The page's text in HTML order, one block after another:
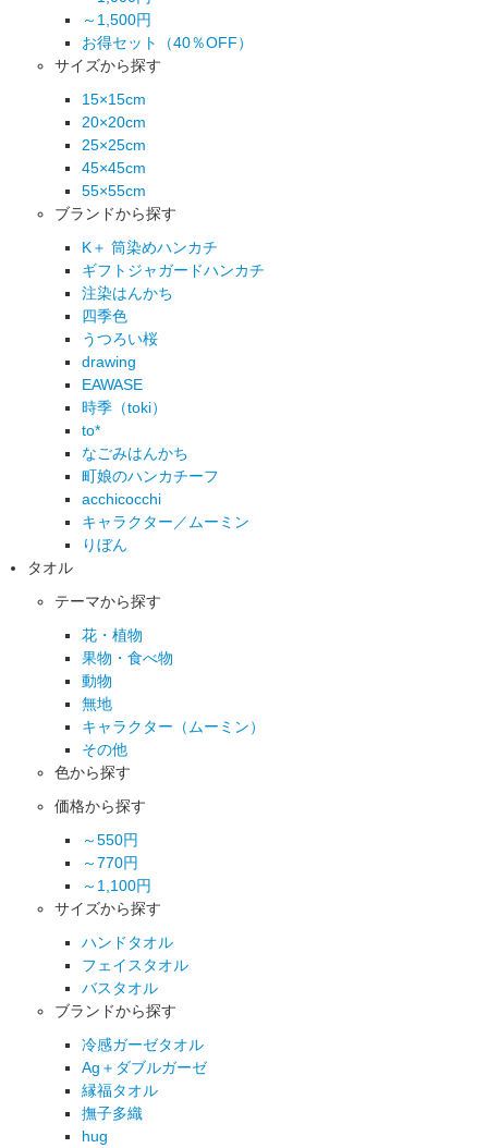
～1,500円
お得セット（40％OFF）
サイズから探す
15×15cm
20×20cm
25×25cm
45×45cm
55×55cm
ブランドから探す
K＋ 筒染めハンカチ
ギフトジャガードハンカチ
注染はんかち
四季色
うつろい桜
drawing
EAWASE
時季（toki）
to*
なごみはんかち
町娘のハンカチーフ
acchicocchi
キャラクター／ムーミン
りぼん
タオル
テーマから探す
花・植物
果物・食べ物
動物
無地
キャラクター（ムーミン）
その他
色から探す
価格から探す
～550円
～770円
～1,100円
サイズから探す
ハンドタオル
フェイスタオル
バスタオル
ブランドから探す
冷感ガーゼタオル
Ag＋ダブルガーゼ
縁福タオル
撫子多織
hug